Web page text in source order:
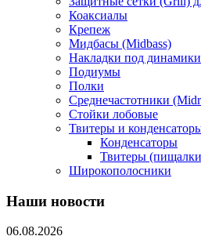
Коаксиалы
Крепеж
Мидбасы (Midbass)
Накладки под динамики
Подиумы
Полки
Среднечастотники
Стойки лобовые
Твитеры и
Конденсаторы
Твитеры
Широкополосники
Наши новости
06.08.2026